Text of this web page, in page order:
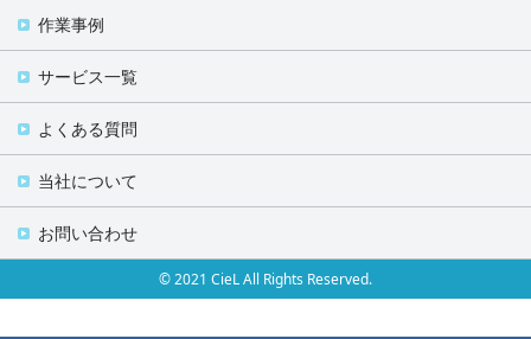
作業事例
サービス一覧
よくある質問
当社について
お問い合わせ
© 2021 CieL All Rights Reserved.